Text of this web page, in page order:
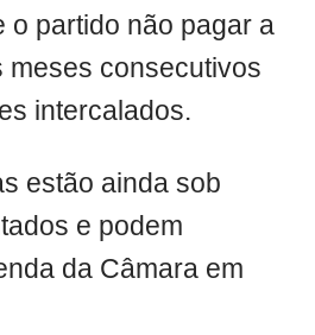
o partido não pagar a
meses consecutivos
intercalados.
estão ainda sob
e podem
da Câmara em